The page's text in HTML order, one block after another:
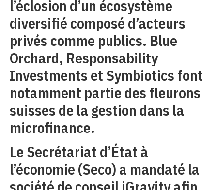
l’éclosion d’un écosystème
diversifié composé d’acteurs
privés comme publics. Blue
Orchard, Responsability
Investments et Symbiotics font
notamment partie des fleurons
suisses de la gestion dans la
microfinance.
Le Secrétariat d’État à
l’économie (Seco) a mandaté la